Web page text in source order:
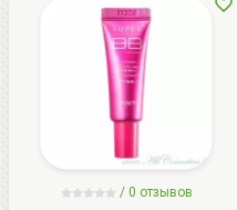
/ 0 отзывов